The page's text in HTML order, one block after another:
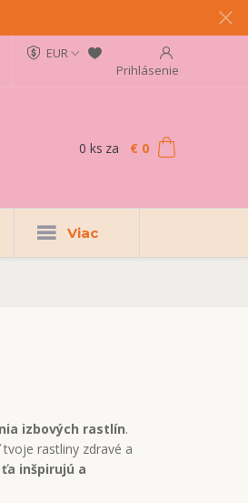
EUR
Prihlásenie
0 ks za € 0
Viac
izbových rastlín.
rastliny zdravé a
inšpirujú a